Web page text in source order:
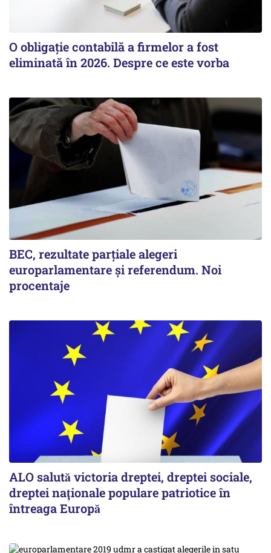
O obligație contabilă a firmelor a fost
eliminată în 2026. Despre ce este vorba
BEC, rezultate parțiale alegeri
europarlamentare și referendum. Noi
procentaje
ALO salută victoria dreptei, dreptei sociale,
dreptei naţionale populare patriotice în
întreaga Europă